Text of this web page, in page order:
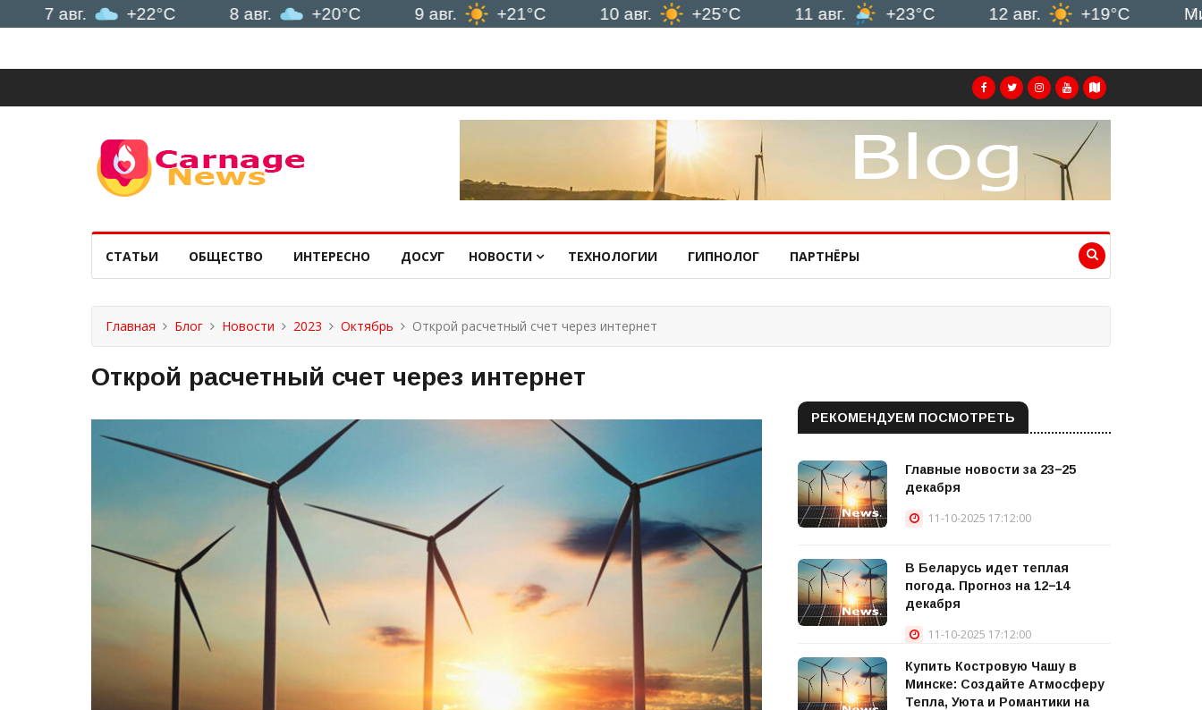
+22°C +20°C +21°C +25°C +23°C +19°C
СТАТЬИ ОБЩЕСТВО ИНТЕРЕСНО ДОСУГ НОВОСТИ ТЕХНОЛОГИИ ГИПНОЛОГ ПАРТНЁРЫ
Главная Блог Новости 2023 Октябрь Открой расчетный счет через интернет
Открой расчетный счет через интернет
РЕКОМЕНДУЕМ ПОСМОТРЕТЬ
Главные новости за 23−25
декабря
11-10-2025 17:12:00
В Беларусь идет теплая
погода. Прогноз на 12−14
декабря
11-10-2025 17:12:00
Купить Костровую Чашу в
Минске: Создайте Атмосферу
Тепла, Уюта и Романтики на